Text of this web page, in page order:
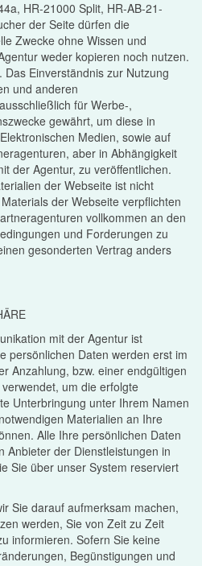
HR-21000 Split, HR-AB-21-
der Seite dürfen die
Zwecke ohne Wissen und
weder kopieren noch nutzen.
Einverständnis zur Nutzung
und anderen
für Werbe-,
gewährt, um diese in
Medien, sowie auf
aber in Abhängigkeit
der Agentur, zu veröffentlichen.
der Webseite ist nicht
der Webseite verpflichten
vollkommen an den
und Forderungen zu
gesonderten Vertrag anders
mit der Agentur ist
persönlichen Daten werden erst im
Anzahlung, bzw. einer endgültigen
um die erfolgte
Unterbringung unter Ihrem Namen
Materialien an Ihre
Alle Ihre persönlichen Daten
Anbieter der Dienstleistungen in
Sie über unser System reserviert
Sie darauf aufmerksam machen,
werden, Sie von Zeit zu Zeit
informieren. Sofern Sie keine
Begünstigungen und